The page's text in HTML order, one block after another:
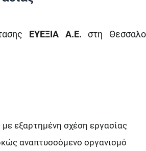
ΕΥΕΞΙΑ Α.Ε. στη
εξαρτημένη σχέση εργασίας
αναπτυσσόμενο οργανισμό